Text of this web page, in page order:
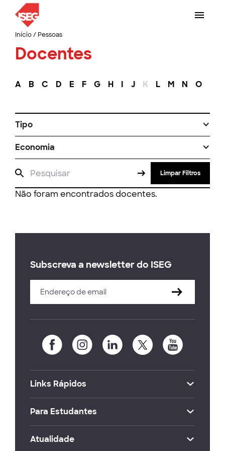
Início/ Pessoas
Docentes
A B C D E F G H I J K L M N O
Tipo
Economia
Limpar Filtros
Não foram encontrados docentes.
Subscreva a newsletter do ISEG
Links Rápidos
Para Estudantes
Atualidade